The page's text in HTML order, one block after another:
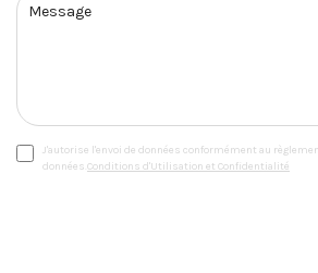
J'autorise l'envoi de données conformément au
données. Conditions d'Utilisation et Confidentialité